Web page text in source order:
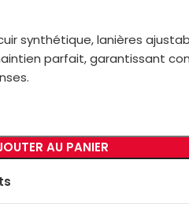
synthétique, lanières
parfait, garantissant
AU PANIER